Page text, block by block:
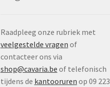
Raadpleeg onze rubriek met
veelgestelde vragen of
contacteer ons via
shop@cavaria.be of telefonisch
tijdens de kantooruren op 09 223